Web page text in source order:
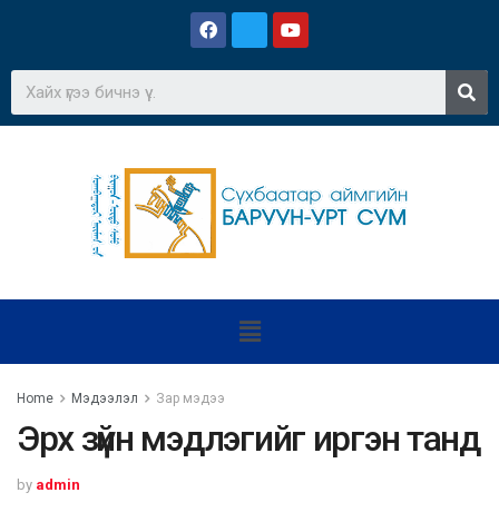
Home Мэдээлэл Зар мэдээ
Эрх зүйн мэдлэгийг иргэн танд
by admin